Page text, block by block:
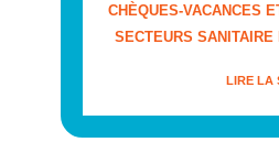
CHÈQUES-VACANCES
SECTEURS
LIRE LA